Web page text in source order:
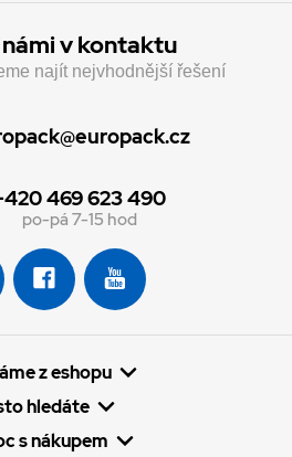
v kontaktu
najít nejvhodnější řešení
469 623 490
po-pá 7-15 hod
z eshopu
hledáte
s nákupem